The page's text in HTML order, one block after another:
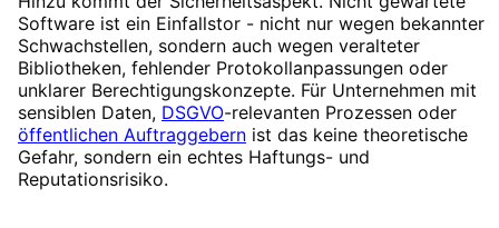
Software ist ein Einfallstor - nicht nur wegen bekannter
Schwachstellen, sondern auch wegen veralteter
Bibliotheken, fehlender Protokollanpassungen oder
unklarer Berechtigungskonzepte. Für Unternehmen mit
sensiblen Daten, DSGVO-relevanten Prozessen oder
öffentlichen Auftraggebern ist das keine theoretische
Gefahr, sondern ein echtes Haftungs- und
Reputationsrisiko.